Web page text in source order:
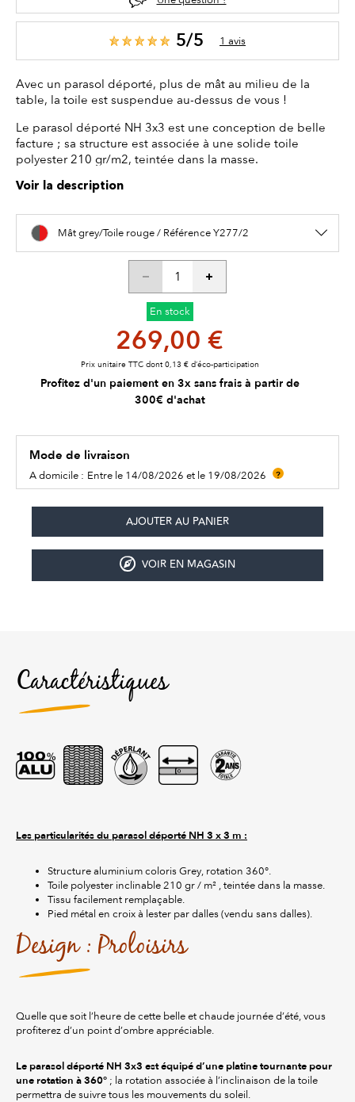
5/5 1 avis
Avec un parasol déporté, plus de mât au milieu de la
table, la toile est suspendue au-dessus de vous !
Le parasol déporté NH 3x3 est une conception de belle
facture ; sa structure est associée à une solide toile
polyester 210 gr/m2, teintée dans la masse.
Voir la description
Mât grey/Toile rouge / Référence Y277/2
En stock
269,00 €
Prix unitaire TTC dont 0,13 € d’éco-participation
Profitez d'un paiement en 3x sans frais à partir de
300€ d'achat
Mode de livraison
A domicile : Entre le 14/08/2026 et le 19/08/2026 ?
VOIR EN MAGASIN
Caractéristiques
Les particularités du parasol déporté NH 3 x 3 m :
Structure aluminium coloris Grey, rotation 360°.
Toile polyester inclinable 210 gr / m² , teintée dans la masse.
Tissu facilement remplaçable.
Pied métal en croix à lester par dalles (vendu sans dalles).
Design : Proloisirs
Quelle que soit l’heure de cette belle et chaude journée d’été, vous
profiterez d’un point d’ombre appréciable.
Le parasol déporté NH 3x3 est équipé d’une platine tournante pour
une rotation à 360° ; la rotation associée à l’inclinaison de la toile
permettra de suivre tous les mouvements du soleil.